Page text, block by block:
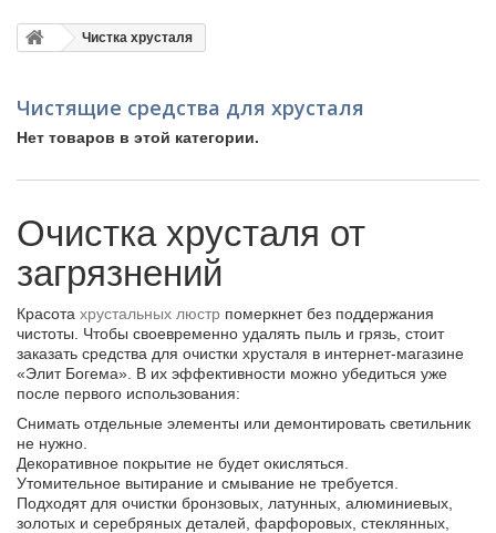
Чистка хрусталя
Чистящие средства для хрусталя
Нет товаров в этой категории.
Очистка хрусталя от
загрязнений
Красота хрустальных люстр померкнет без поддержания
чистоты. Чтобы своевременно удалять пыль и грязь, стоит
заказать средства для очистки хрусталя в интернет-магазине
«Элит Богема». В их эффективности можно убедиться уже
после первого использования:
Снимать отдельные элементы или демонтировать светильник
не нужно.
Декоративное покрытие не будет окисляться.
Утомительное вытирание и смывание не требуется.
Подходят для очистки бронзовых, латунных, алюминиевых,
золотых и серебряных деталей, фарфоровых, стеклянных,